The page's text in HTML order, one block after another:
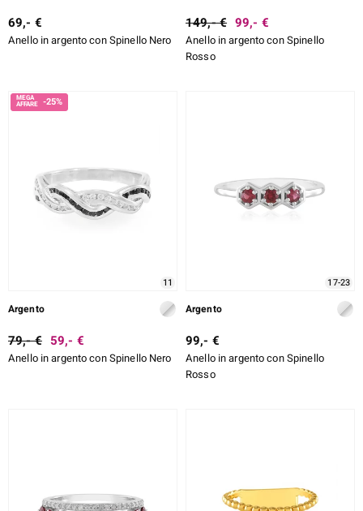
69,- €
Anello in argento con Spinello Nero
149,- € 99,- €
Anello in argento con Spinello
Rosso
-25%
11
Argento
79,- € 59,- €
Anello in argento con Spinello Nero
17-23
Argento
99,- €
Anello in argento con Spinello
Rosso